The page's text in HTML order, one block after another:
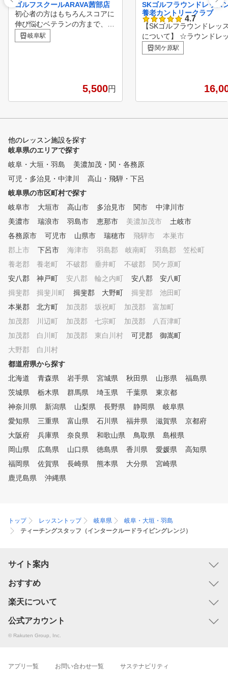
ゴルフスクールARAVA茜部店
初心者の方はもちろんスコアに
伸び悩むベテランの方まで、幅
広い層に支持されるミニッツゴ
ルフスクール。 インドアゴル
回のレッスンを十分に体験して
から判断できるため、ご納得し
お気軽にご予約ください！
岐阜駅
5,500円
SKゴルフラウンドレッ
養老カントリークラブ
4.7
【SKゴルフラウンドレッ
について】 ☆ラウンドレ
ンに興味があったけど行
がなかった方 ☆スコアに
地での打ち方や実践の場
♪ 参考に。 ゴルフの悩みとい
イアンが、ドライバーが
」といったように次から
たのに次は違うクラブの
おかしくなってしまうと
はまずおられないかと思
。 そして、こういった不調は
、何度もお伝えしていま
本の乱れが原因の場合が
どです。 では、なぜ基本が乱
れてしまうのか？その答
ても時間が経てば、癖や
の練習方法をはじめ、様
響で徐々に基本からずれ
てしまう」からです。 これ
や上級者の方でも必ず抱
る問題です。 それこそ、プ
ロであっても同じ問題を
います。しかし、プロな
自身の手で基礎に立ち戻
はできますが、アマチュ
ん。 なぜなら、基本に
戻ろうと思っても「自分
とんどだからです。 ま
基本に立ち戻ったつもり
るつもりでも基本から外
しています。 そういっ
ゴルフにおける「教科書
のための正しい練習法を
関ケ原駅
他のレッスン施設を探す
岐阜県のエリアで探す
岐阜・大垣・羽島
美濃加茂・関・各務原
可児・多治見・中津川
高山・飛騨・下呂
岐阜県の市区町村で探す
岐阜市
大垣市 高山市 多治見市 関市
中津川市
美濃市
瑞浪市 羽島市 恵那市 美濃加茂市
土岐市
各務原市
可児市 山県市 瑞穂市 飛騨市
本巣市
郡上市
下呂市 海津市 羽島郡 岐南町
羽島郡 笠松町
養老郡 養老町
不破郡 垂井町
不破郡 関ケ原町
安八郡 神戸町
安八郡 輪之内町
安八郡 安八町
揖斐郡 揖斐川町
揖斐郡 大野町
揖斐郡 池田町
本巣郡 北方町
加茂郡 坂祝町
加茂郡 富加町
加茂郡 川辺町
加茂郡 七宗町
加茂郡 八百津町
加茂郡 白川町
加茂郡 東白川村
可児郡 御嵩町
大野郡 白川村
都道府県から探す
北海道
青森県 岩手県 宮城県 秋田県 山形県
福島県
茨城県
栃木県 群馬県 埼玉県 千葉県
東京都
神奈川県
新潟県 山梨県 長野県 静岡県
岐阜県
愛知県
三重県 富山県 石川県 福井県 滋賀県
京都府
大阪府
兵庫県 奈良県 和歌山県 鳥取県
島根県
岡山県
広島県 山口県 徳島県 香川県 愛媛県
高知県
福岡県
佐賀県 長崎県 熊本県 大分県
宮崎県
鹿児島県
沖縄県
トップ レッスントップ 岐阜県
岐阜・大垣・羽島
ティーチングスタッフ（インタークルードライビングレンジ）
サイト案内
おすすめ
楽天について
公式アカウント
© Rakuten Group, Inc.
アプリ一覧 お問い合わせ一覧 サステナビリティ